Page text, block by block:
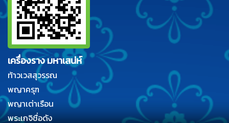
เครื่องราง มหาเสน่ห์
ท้าวเวสสุวรรณ
พญาครุฑ
พญาเต่าเรือน
พระเกจิชื่อดัง